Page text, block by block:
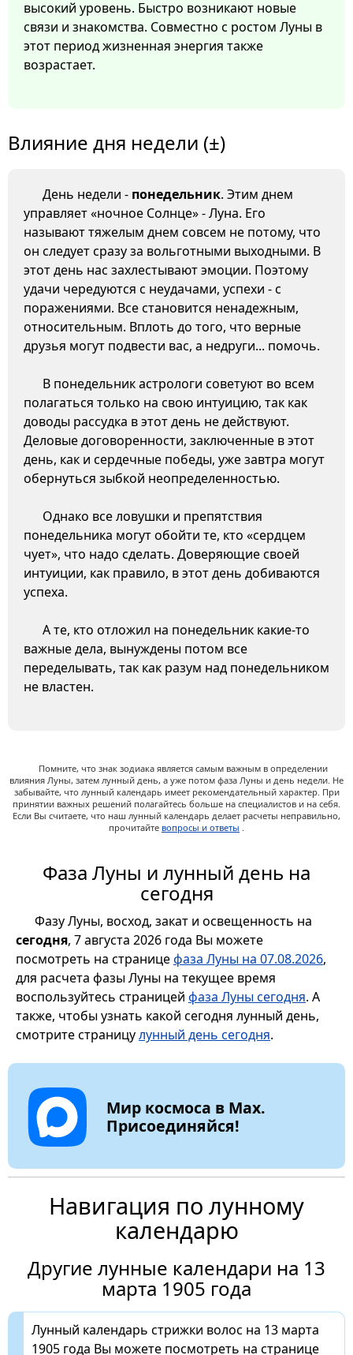
высокий уровень. Быстро возникают новые
связи и знакомства. Совместно с ростом Луны в
этот период жизненная энергия также
возрастает.
Влияние дня недели (±)
День недели - понедельник. Этим днем
управляет «ночное Солнце» - Луна. Его
называют тяжелым днем совсем не потому, что
он следует сразу за вольготными выходными. В
этот день нас захлестывают эмоции. Поэтому
удачи чередуются с неудачами, успехи - с
поражениями. Все становится ненадежным,
относительным. Вплоть до того, что верные
друзья могут подвести вас, а недруги... помочь.
В понедельник астрологи советуют во всем
полагаться только на свою интуицию, так как
доводы рассудка в этот день не действуют.
Деловые договоренности, заключенные в этот
день, как и сердечные победы, уже завтра могут
обернуться зыбкой неопределенностью.
Однако все ловушки и препятствия
понедельника могут обойти те, кто «сердцем
чует», что надо сделать. Доверяющие своей
интуиции, как правило, в этот день добиваются
успеха.
А те, кто отложил на понедельник какие-то
важные дела, вынуждены потом все
переделывать, так как разум над понедельником
не властен.
Помните, что знак зодиака является самым важным в определении
влияния Луны, затем лунный день, а уже потом фаза Луны и день недели. Не
забывайте, что лунный календарь имеет рекомендательный характер. При
принятии важных решений полагайтесь больше на специалистов и на себя.
Если Вы считаете, что наш лунный календарь делает расчеты неправильно,
прочитайте вопросы и ответы .
Фаза Луны и лунный день на
сегодня
Фазу Луны, восход, закат и освещенность на
сегодня, 7 августа 2026 года Вы можете
посмотреть на страницефаза Луны на 07.08.2026,
для расчета фазы Луны на текущее время
воспользуйтесь страницей фаза Луны сегодня. А
также, чтобы узнать какой сегодня лунный день,
смотрите страницулунный день сегодня.
Мир космоса в Max.
Присоединяйся!
Навигация по лунному
календарю
Другие лунные календари на 13
марта 1905 года
Лунный календарь стрижки волос на 13 марта
1905 года Вы можете посмотреть на странице